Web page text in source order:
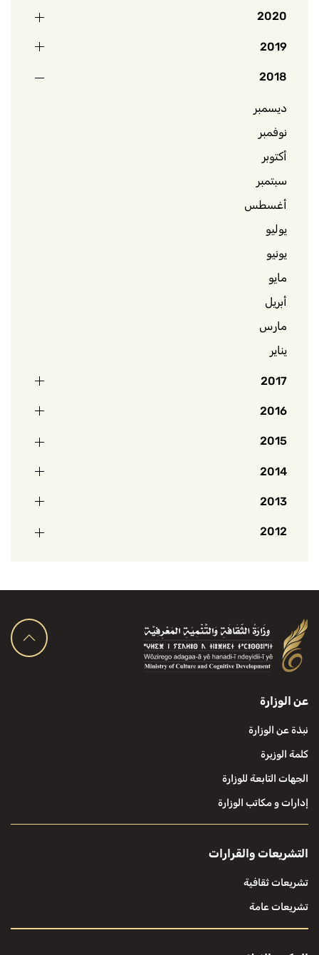
2020
2019
2018
ديسمبر
نوفمبر
أكتوبر
سبتمبر
أغسطس
يوليو
يونيو
مايو
أبريل
مارس
يناير
2017
2016
2015
2014
2013
2012
عن الوزارة
نبذة عن الوزارة
كلمة الوزيرة
الجهات التابعة للوزارة
إدارات و مكاتب الوزارة
التشريعات والقرارات
تشريعات ثقافية
تشريعات عامة